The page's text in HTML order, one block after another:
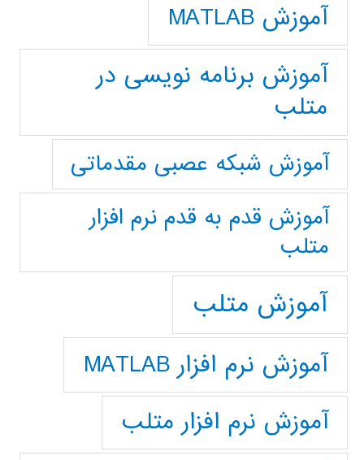
آموزش MATLAB
آموزش برنامه نویسی در
متلب
آموزش شبکه عصبی مقدماتی
آموزش قدم به قدم نرم افزار
متلب
آموزش متلب
آموزش نرم افزار MATLAB
آموزش نرم افزار متلب